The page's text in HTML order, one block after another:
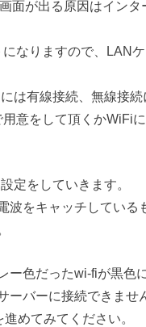
面が出る原因はイン
なりますので、LAN
は有線接続、無線接
意をして頂くかWiFi
定をしていきます。
波をキャッチしている
色だったwi-fiが黒色
ーバーに接続できませ
めてみてください。